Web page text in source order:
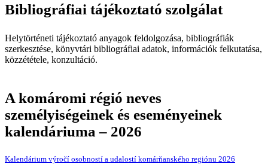
Bibliográfiai tájékoztató szolgálat
Helytörténeti tájékoztató anyagok feldolgozása, bibliográfiák
szerkesztése, könyvtári bibliográfiai adatok, információk felkutatása,
közzététele, konzultáció.
A komáromi régió neves
személyiségeinek és eseményeinek
kalendáriuma – 2026
Kalendárium výročí osobností a udalostí komárňanského regiónu 2026